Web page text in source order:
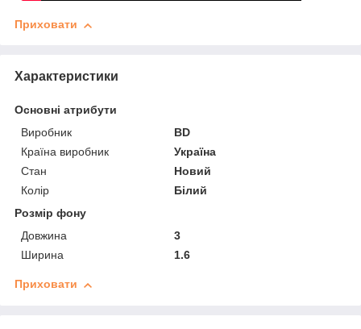
Приховати
Характеристики
Основні атрибути
Виробник
BD
Країна виробник
Україна
Стан
Новий
Колір
Білий
Розмір фону
Довжина
3
Ширина
1.6
Приховати